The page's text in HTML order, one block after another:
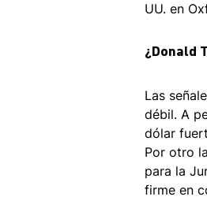
UU. en
¿Donald
Las
débil. A
dólar
Por otro
para la
firme en